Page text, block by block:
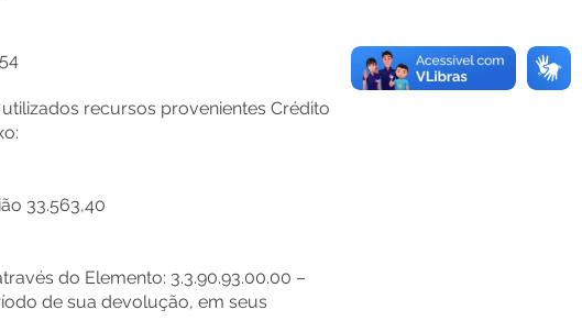
recursos provenientes Crédito
33.563,40
do Elemento: 3.3.90.93.00.00 –
de sua devolução, em seus